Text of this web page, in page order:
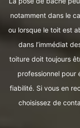
notamment dans le
ou lorsque le toit est
dans l’immédiat
toiture doit toujours
professionnel pour
fiabilité. Si vous en
choisissez de